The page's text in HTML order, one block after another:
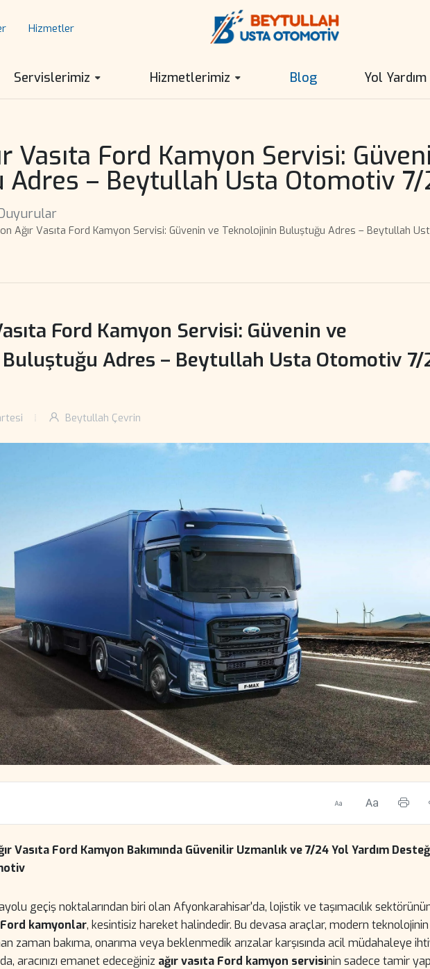
Hizmetler
Servislerimiz Hizmetlerimiz Blog Yol Yardım
Vasıta Ford Kamyon Servisi:
Adres – Beytullah Usta Otomotiv 7/
Ağır Vasıta Ford Kamyon Servisi: Güvenin ve Teknolojinin Buluştuğu Adres – Beytullah
Ford Kamyon Servisi: Güvenin ve
Adres – Beytullah Usta Otomotiv 7/
Beytullah Çevrin
Vasıta Ford Kamyon Bakımında Güvenilir Uzmanlık ve 7/24 Yol Yardım
geçiş noktalarından biri olan Afyonkarahisar'da, lojistik ve taşımacılık
Ford kamyonlar, kesintisiz hareket halindedir. Bu devasa araçlar, modern teknolojinin
zaman bakıma, onarıma veya beklenmedik arızalar karşısında acil müdahaleye
aracınızı emanet edeceğiniz ağır vasıta Ford kamyon servisinin sadece tamir